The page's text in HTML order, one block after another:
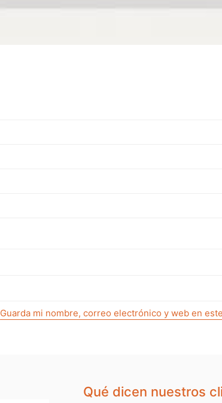
Guarda mi nombre, correo electrónico y web en
Qué dicen nuestros